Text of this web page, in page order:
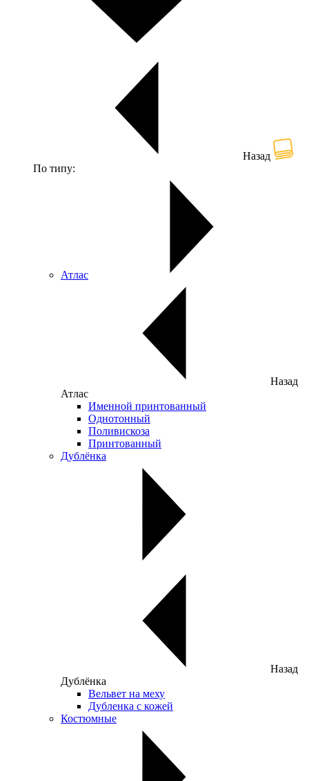
Назад
По типу:
Атлас
Назад
Атлас
Именной принтованный
Однотонный
Поливискоза
Принтованный
Дублёнка
Назад
Дублёнка
Вельвет на меху
Дубленка с кожей
Костюмные